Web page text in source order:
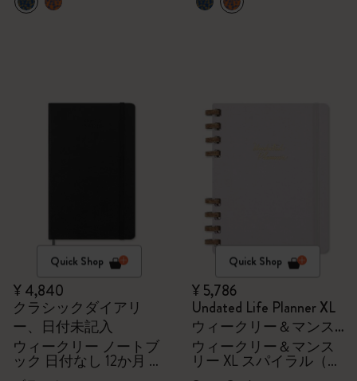
Quick Shop
¥ 4,840
クラシックダイアリ
ー、日付未記入
ウィークリー ノートブ
ック 日付なし 12か月 ラ
ージ ハードカバー（ブ
Quick Shop
¥ 5,786
Undated Life Planner XL
ウィークリー＆マンス
リー XL スパイラル（グ
レープクラッシュ）
ウィークリー＆マンス
リー XL スパイラル（グ
レープクラッシュ）